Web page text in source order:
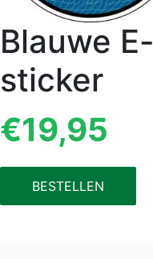
Blauwe E-
sticker
€19,95
BESTELLEN